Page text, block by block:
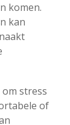
komen.
kan
stress
of